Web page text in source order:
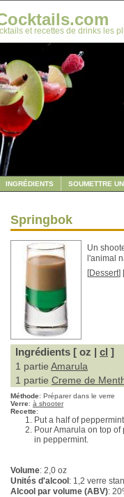
et recettes de drinks les
INGRÉDIENTS SOUMETTRE
Springbok
Un
l'animal
[Dessert] [
Ingrédients [ oz | cl ]
1 partie Amarula
1 partie Creme de
Méthode: Préparer dans le verre
Verre: à shooter
Recette:
Put a half of
Pour Amarula on top
in peppermint.
Volume: 2,0 oz
Unités d'alcool : 1,2 verre
Alcool par volume (ABV):